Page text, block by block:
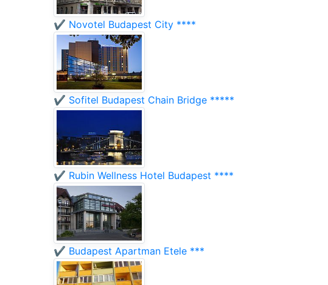
✔️ Novotel Budapest City ****
✔️ Sofitel Budapest Chain Bridge *****
✔️ Rubin Wellness Hotel Budapest ****
✔️ Budapest Apartman Etele ***